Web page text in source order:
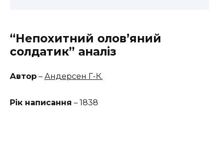
“Непохитний олов’яний
солдатик” аналіз
Автор – Андерсен Г-К.
Рік написання – 1838